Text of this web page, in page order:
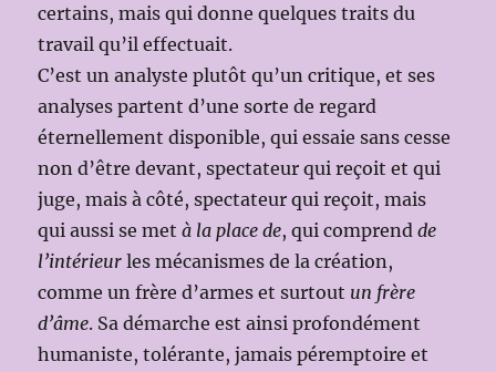
certains, mais qui donne quelques traits du
travail qu’il effectuait.
C’est un analyste plutôt qu’un critique, et ses
analyses partent d’une sorte de regard
éternellement disponible, qui essaie sans cesse
non d’être devant, spectateur qui reçoit et qui
juge, mais à côté, spectateur qui reçoit, mais
qui aussi se metà la place de, qui comprendde
l’intérieur les mécanismes de la création,
comme un frère d’armes et surtout un frère
d’âme. Sa démarche est ainsi profondément
humaniste, tolérante, jamais péremptoire et